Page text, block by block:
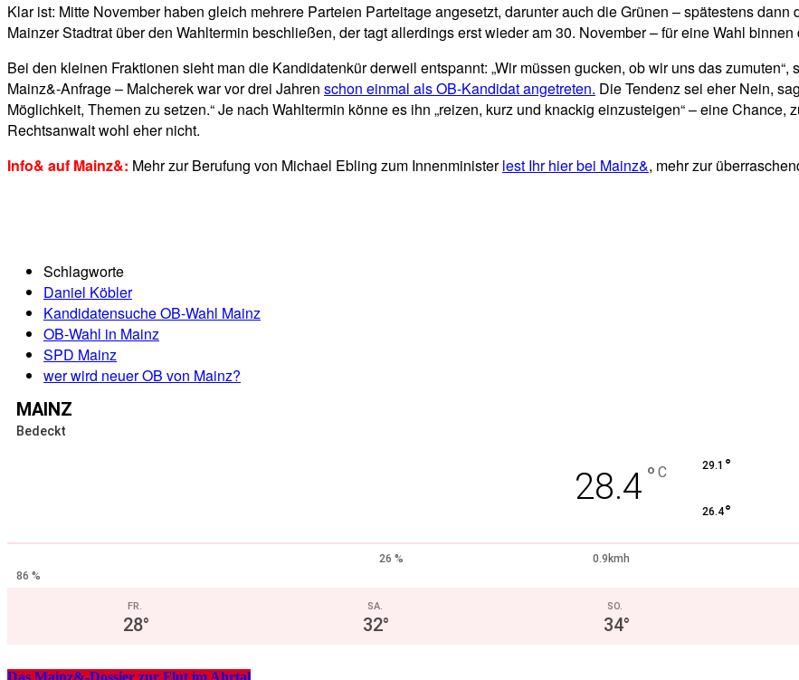
Klar ist: Mitte November haben gleich mehrere Parteien Parteitage angesetzt, darunter auch die Grünen – spätestens
Mainzer Stadtrat über den Wahltermin beschließen, der tagt allerdings erst wieder am 30. November – für eine Wahl
Bei den kleinen Fraktionen sieht man die Kandidatenkür derweil entspannt: „Wir müssen gucken, ob wir uns das
Mainz&-Anfrage – Malcherek war vor drei Jahren schon einmal als OB-Kandidat angetreten. Die Tendenz sei eher Nein,
Möglichkeit, Themen zu setzen.“ Je nach Wahltermin könne es ihn „reizen, kurz und knackig einzusteigen“ – eine
Rechtsanwalt wohl eher nicht.
Info& auf Mainz&: Mehr zur Berufung von Michael Ebling zum Innenministerlest Ihr hier bei Mainz&, mehr zur
Schlagworte
Daniel Köbler
Kandidatensuche OB-Wahl Mainz
OB-Wahl in Mainz
SPD Mainz
wer wird neuer OB von Mainz?
MAINZ
Bedeckt
28.4 ° C 29.1 °
26.4°
26 %
0.9kmh
86 %
FR.
28°
SA.
32°
SO.
34°
Das Mainz&-Dossier zur Flut im Ahrtal